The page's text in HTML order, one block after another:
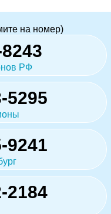
на номер)
РФ
5295
9241
2184